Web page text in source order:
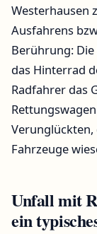
Westerhausen
Ausfahrens
Berührung:
das Hinterrad
Radfahrer das
Fahrzeuge
Unfall mit
ein